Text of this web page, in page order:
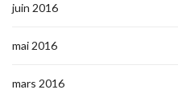
juin 2016
mai 2016
mars 2016